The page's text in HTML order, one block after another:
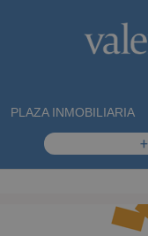
PLAZA INMOBILIARIA